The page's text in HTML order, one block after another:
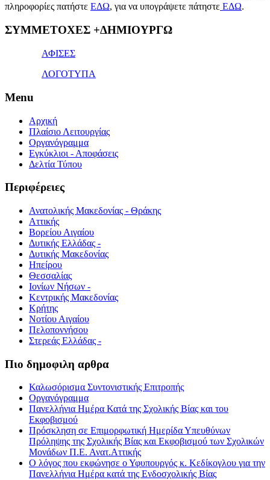
πληροφορίες πατήστε ΕΔΩ, για να υπογράψετε πάτηστε ΕΔΩ.
1x
ΣΥΜΜΕΤΟΧΕΣ +ΔΗΜΙΟΥΡΓΩ
ΑΦΙΣΕΣ
ΛΟΓΟΤΥΠΑ
Menu
Αρχική
Πλαίσιο Λειτουργίας
Οργανόγραμμα
Εγκύκλιοι - Αποφάσεις
Δελτία Τύπου
Περιφέρειες
Ανατολικής Μακεδονίας - Θράκης
Αττικής
Βορείου Αιγαίου
Δυτικής Ελλάδας -
Δυτικής Μακεδονίας
Ηπείρου
Θεσσαλίας
Ιονίων Νήσων -
Κεντρικής Μακεδονίας
Κρήτης
Νοτίου Αιγαίου
Πελοποννήσου
Στερεάς Ελλάδας -
Πιο δημοφιλη αρθρα
Καλωσόρισμα Συντονιστικής Επιτροπής
Οργανόγραμμα
Πανελλήνια Ημέρα Κατά της Σχολικής Βίας και του
Εκφοβισμού
Πρόσκληση σε Επιμορφωτική Ημερίδα Υπευθύνων
Πρόληψης της Σχολικής Βίας και Εκφοβισμού των Σχολικών
Μονάδων Π.Ε. Ανατ.Αττικής
Ο λόγος που εκφώνησε ο Υφυπουργός κ. Κεδίκογλου για την
Πανελλήνια Ημέρα κατά της Ενδοσχολικής Βίας